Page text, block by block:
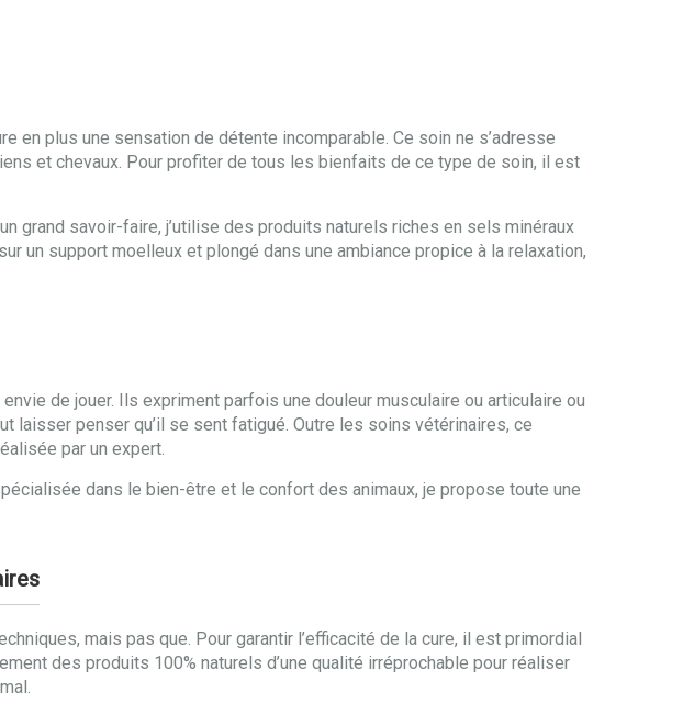
en plus une sensation de détente incomparable. Ce soin ne s’adresse
et chevaux. Pour profiter de tous les bienfaits de ce type de soin, il est
grand savoir-faire, j’utilise des produits naturels riches en sels minéraux
un support moelleux et plongé dans une ambiance propice à la relaxation,
de jouer. Ils expriment parfois une douleur musculaire ou articulaire ou
laisser penser qu’il se sent fatigué. Outre les soins vétérinaires, ce
par un expert.
dans le bien-être et le confort des animaux, je propose toute une
mais pas que. Pour garantir l’efficacité de la cure, il est primordial
des produits 100% naturels d’une qualité irréprochable pour réaliser